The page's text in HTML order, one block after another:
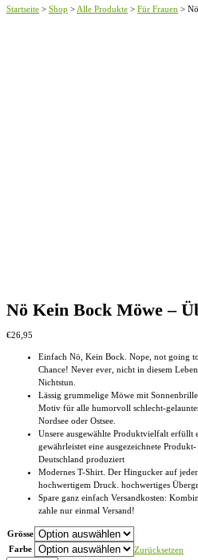
Startseite > Shop > Alle Produkte > Für Frauen >
Nö Kein Bock Möwe –
€26,95
Einfach Nö, Kein Bock. Nope, not going
Chance! Never ever, nicht in diesem
Nichtstun.
Lässig grummelige Möwe mit
Motiv für alle humorvoll schlecht-
Nordsee oder Ostsee.
Unsere ausgewählte Produktvielfalt erfüllt
gewährleistet eine ausgezeichnete
Deutschland produziert
Modernes T-Shirt. Der Hingucker auf
hochwertigem Druck. hochwertiges
Spare ganz einfach Versandkosten:
zahle nur einmal Versand!
Grösse
Farbe
Zurücksetzen